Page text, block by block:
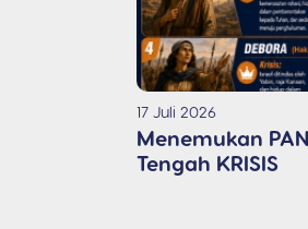
17 Juli 2026
Menemukan
Tengah KRISIS